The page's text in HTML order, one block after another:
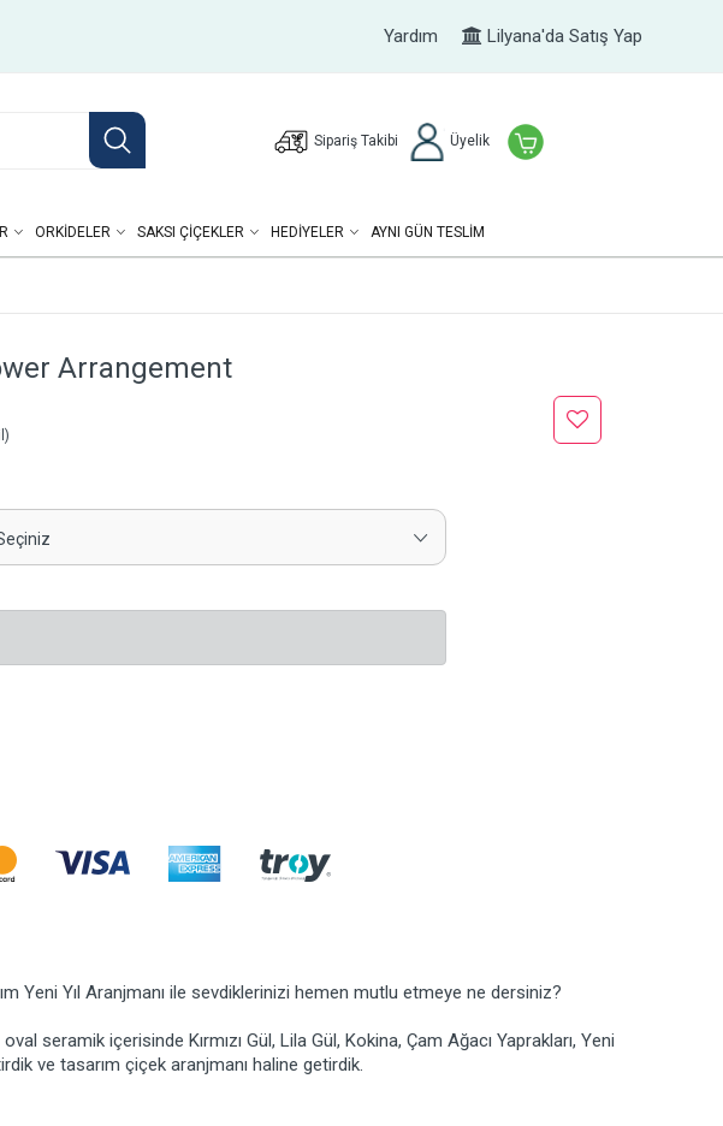
Yardım Lilyana'da Satış Yap
Sipariş Takibi Üyelik
ORKIDELER SAKSI ÇIÇEKLER HEDIYELER AYNI GÜN TESLİM
Arrangement
Yeni Yıl Aranjmanı ile sevdiklerinizi hemen mutlu etmeye ne dersiniz?
seramik içerisinde Kırmızı Gül, Lila Gül, Kokina, Çam Ağacı Yaprakları, Yeni
ve tasarım çiçek aranjmanı haline getirdik.